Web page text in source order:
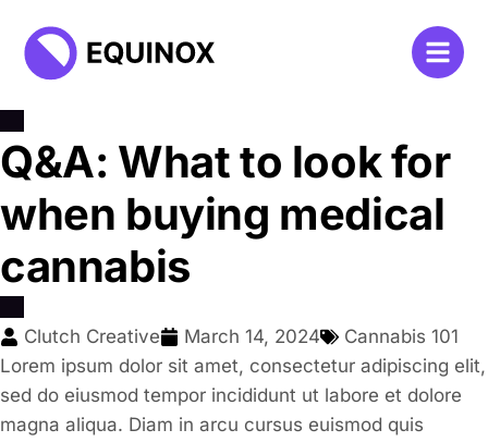
Q&A: What to look for
when buying medical
cannabis
Clutch Creative March 14, 2024
Cannabis 101
Lorem ipsum dolor sit amet, consectetur adipiscing elit,
sed do eiusmod tempor incididunt ut labore et dolore
magna aliqua. Diam in arcu cursus euismod quis